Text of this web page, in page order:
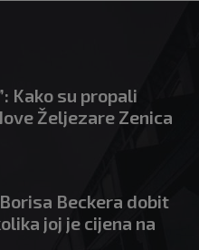
Kako su propali
Željezare Zenica
Beckera dobit
joj je cijena na